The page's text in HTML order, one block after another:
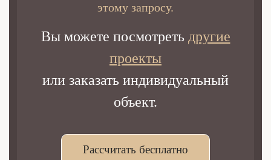
этому запросу.
Вы можете посмотреть другие
проекты
или заказать индивидуальный
объект.
Рассчитать бесплатно